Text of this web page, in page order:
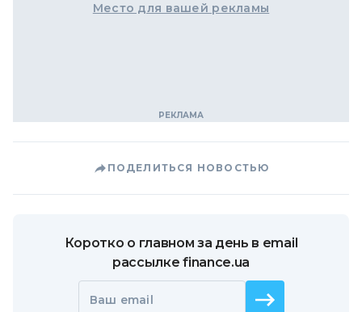
Место для вашей рекламы
ПОДЕЛИТЬСЯ НОВОСТЬЮ
Коротко о главном за день в email
рассылке finance.ua
Ваш email